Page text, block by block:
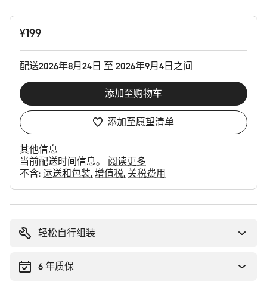
产
¥199
配送2026年8月24日 至 2026年9月4日之间
添加至购物车
添加至愿望清单
其他信息
当前配送时间信息。 阅读更多
不含: 运送和包装 增值税 关税费用
轻松自行组装
6 年质保